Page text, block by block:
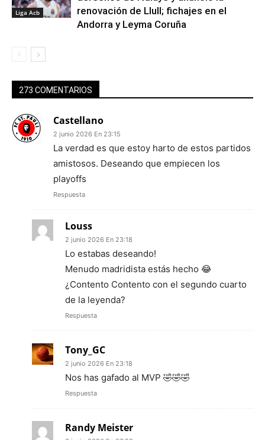
Liga Acb
renovación de Llull; fichajes en el
Andorra y Leyma Coruña
273 COMENTARIOS
Castellano
2 junio 2026 En 23:15
La verdad es que estoy harto de estos partidos
amistosos. Deseando que empiecen los
playoffs
Respuesta
Louss
2 junio 2026 En 23:18
Lo estabas deseando!
Menudo madridista estás hecho 😂
¿Contento Contento con el segundo cuarto
de la leyenda?
Respuesta
Tony_GC
2 junio 2026 En 23:18
Nos has gafado al MVP 🤣🤣🤣
Respuesta
Randy Meister